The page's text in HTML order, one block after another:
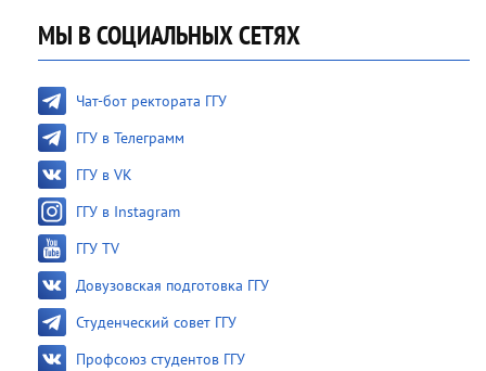
МЫ В СОЦИАЛЬНЫХ СЕТЯХ
Чат-бот ректората ГГУ
ГГУ в Телеграмм
ГГУ в VK
ГГУ в Instagram
ГГУ TV
Довузовская подготовка ГГУ
Студенческий совет ГГУ
Профсоюз студентов ГГУ